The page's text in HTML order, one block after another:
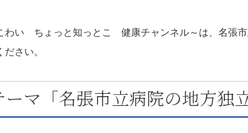
わい ちょっと知っとこ 健康チャンネル～は、名張市
ださい。
マ「名張市立病院の地方独立